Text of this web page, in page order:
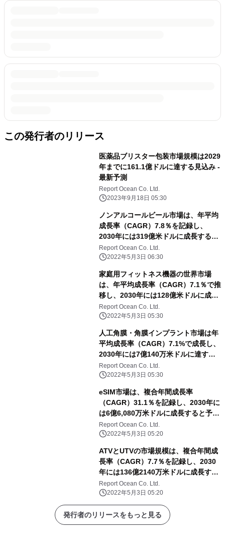
この発行者のリリース
医薬品ブリスター包装市場規模は2029
年までに161.1億ドルに達する見込み -
最新予測
Report Ocean Co. Ltd.
2023年9月18日 05:30
ノンアルコールビール市場は、年平均
成長率（CAGR）7.8％を記録し、
2030年には319億米ドルに成長すると
予測される
Report Ocean Co. Ltd.
2022年5月3日 06:30
家庭用フィットネス機器の世界市場
は、年平均成長率（CAGR）7.1％で推
移し、2030年には128億米ドルに成長
すると予測
Report Ocean Co. Ltd.
2022年5月3日 05:30
人工角膜・角膜インプラント市場は年
平均成長率（CAGR）7.1%で成長し、
2030年には7億140万米ドルに達する
と予測される
Report Ocean Co. Ltd.
2022年5月3日 05:30
eSIM市場は、複合年間成長率
（CAGR）31.1％を記録し、2030年に
は6億6,080万米ドルに成長すると予測
される
Report Ocean Co. Ltd.
2022年5月3日 05:20
ATVとUTVの市場規模は、複合年間成
長率（CAGR）7.7％を記録し、2030
年には136億2140万米ドルに成長する
と予測される
Report Ocean Co. Ltd.
2022年5月3日 05:20
発行者のリリースをもっと見る